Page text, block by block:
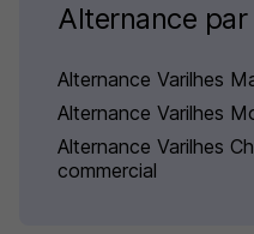
Alternance
Alternance Varilhes
Alternance Varilhes
Alternance Varilhes
commercial